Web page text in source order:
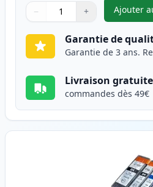
Quantité
Utilisez les boutons pour
− +
Quantité
Ajouter
Garantie de
Garantie de 3 ans.
Livraison gratuite
commandes dès 49€